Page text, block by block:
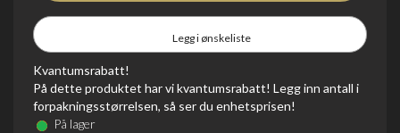
Legg i ønskeliste
Kvantumsrabatt!
På dette produktet har vi kvantumsrabatt! Legg inn antall i
forpakningsstørrelsen, så ser du enhetsprisen!
På lager